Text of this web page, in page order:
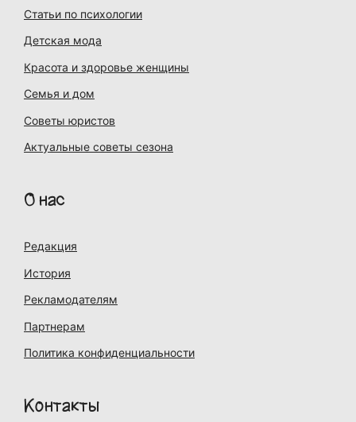
Статьи по психологии
Детская мода
Красота и здоровье женщины
Семья и дом
Советы юристов
Актуальные советы сезона
О нас
Редакция
История
Рекламодателям
Партнерам
Политика конфиденциальности
Контакты